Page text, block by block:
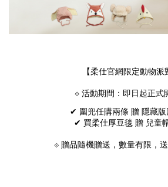
【柔仕官網限定動物派
⟐ 活動期間：即日起正式
✔ 圍兜任購兩條 贈 隱藏版
✔ 買柔仕厚豆毯 贈 兒童
⟐ 贈品隨機贈送，數量有限，送